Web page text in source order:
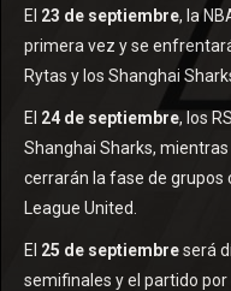
El 23 de septiembre, la
primera vez y se
Rytas y los Shanghai
El 24 de septiembre, los
Shanghai Sharks,
cerrarán la fase de grupos
League United.
El 25 de septiembreserá
semifinales y el partido por